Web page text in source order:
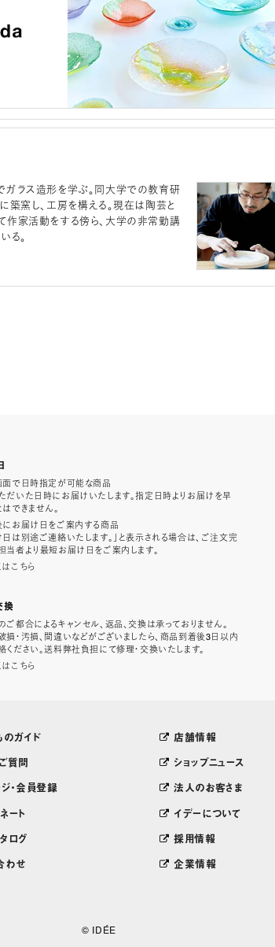
ラス造形を学ぶ。同大学での教育研
築窯し、工房を構える。現在は陶芸と
家活動をする傍ら、大学の非常勤講
る。
面で日時指定が可能な商品
だいた日時にお届けいたします。指定日時よりお届けを早
できません。
にお届け日をご案内する商品
日は別途ご連絡いたします。」と表示される場合は、ご注文完
当者より最短お届け日をご案内します。
はこちら
換
ご都合によるキャンセル、返品、交換は承っておりません。
損・汚損、間違いなどがございましたら、商品到着後3日以内
ください。送料弊社負担にて修理・交換いたします。
はこちら
のガイド
質問
・会員登録
ート
ログ
わせ
店舗情報
ショップニュース
法人のお客さま
イデーについて
採用情報
企業情報
© IDÉE